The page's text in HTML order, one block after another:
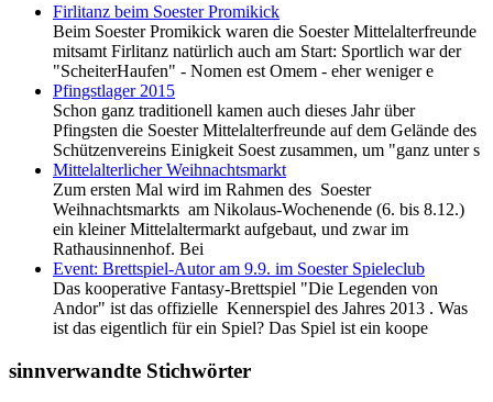
Firlitanz beim Soester Promikick
Beim Soester Promikick waren die Soester Mittelalterfreunde
mitsamt Firlitanz natürlich auch am Start: Sportlich war der
"ScheiterHaufen" - Nomen est Omem - eher weniger e
Pfingstlager 2015
Schon ganz traditionell kamen auch dieses Jahr über
Pfingsten die Soester Mittelalterfreunde auf dem Gelände des
Schützenvereins Einigkeit Soest zusammen, um "ganz unter s
Mittelalterlicher Weihnachtsmarkt
Zum ersten Mal wird im Rahmen des Soester
Weihnachtsmarkts am Nikolaus-Wochenende (6. bis 8.12.)
ein kleiner Mittelaltermarkt aufgebaut, und zwar im
Rathausinnenhof. Bei
Event: Brettspiel-Autor am 9.9. im Soester Spieleclub
Das kooperative Fantasy-Brettspiel "Die Legenden von
Andor" ist das offizielle Kennerspiel des Jahres 2013 . Was
ist das eigentlich für ein Spiel? Das Spiel ist ein koope
sinnverwandte Stichwörter